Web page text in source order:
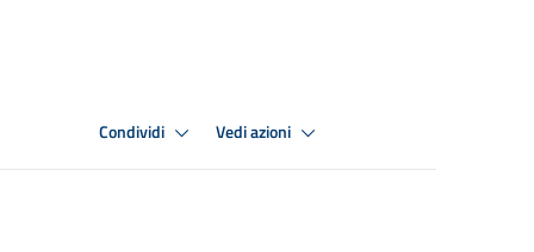
Condividi Vedi azioni